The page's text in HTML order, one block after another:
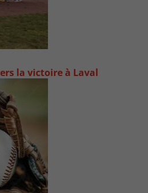
la victoire à Laval